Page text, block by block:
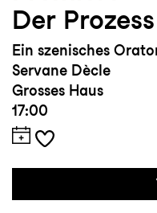
Der
Ein szenisches
Servane Dècle
Grosses Haus
17:00